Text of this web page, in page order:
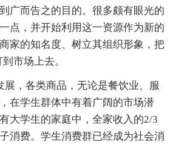
广而告之的目的。很多颇有眼光的
点，并开始利用这一资源作为新的
家的知名度、树立其组织形象，把
市场上去。
展，各类商品，无论是餐饮业、服
在学生群体中有着广阔的市场潜
大学生的家庭中，全家收入的2/3
消费。学生消费群已经成为社会消